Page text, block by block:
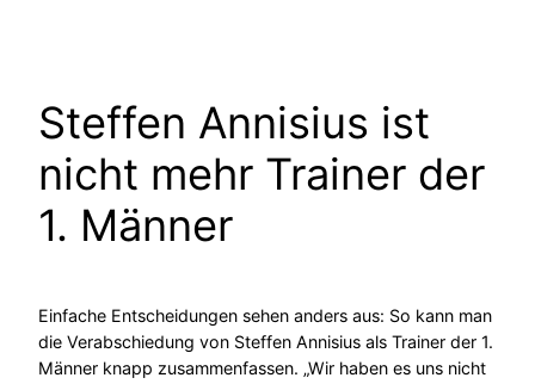
Steffen Annisius ist
nicht mehr Trainer der
1. Männer
Einfache Entscheidungen sehen anders aus: So kann man
die Verabschiedung von Steffen Annisius als Trainer der 1.
Männer knapp zusammenfassen. „Wir haben es uns nicht